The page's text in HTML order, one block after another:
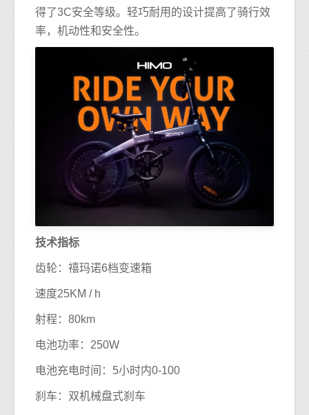
得了3C安全等级。轻巧耐用的设计提高了骑行效
率，机动性和安全性。
技术指标
齿轮：禧玛诺6档变速箱
速度25KM / h
射程：80km
电池功率：250W
电池充电时间：5小时内0-100
刹车：双机械盘式刹车